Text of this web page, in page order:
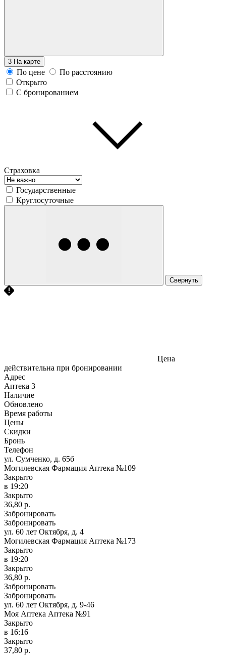
3 На карте
По цене
По расстоянию
Открыто
С бронированием
Страховка
Государственные
Круглосуточные
Свернуть
Цена
действительна при бронировании
Адрес
Аптека 3
Наличие
Обновлено
Время работы
Цены
Скидки
Бронь
Телефон
ул. Сумченко, д. 65б
Могилевская Фармация Аптека №109
Закрыто
в 19:20
Закрыто
36,80 р.
Забронировать
Забронировать
ул. 60 лет Октября, д. 4
Могилевская Фармация Аптека №173
Закрыто
в 19:20
Закрыто
36,80 р.
Забронировать
Забронировать
ул. 60 лет Октября, д. 9-46
Моя Аптека Аптека №91
Закрыто
в 16:16
Закрыто
37,80 р.